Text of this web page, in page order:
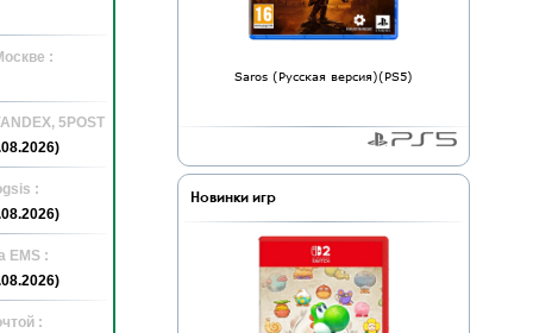
:
5POST
:
EMS :
:
Saros (Русская версия)(PS5)
Новинки игр